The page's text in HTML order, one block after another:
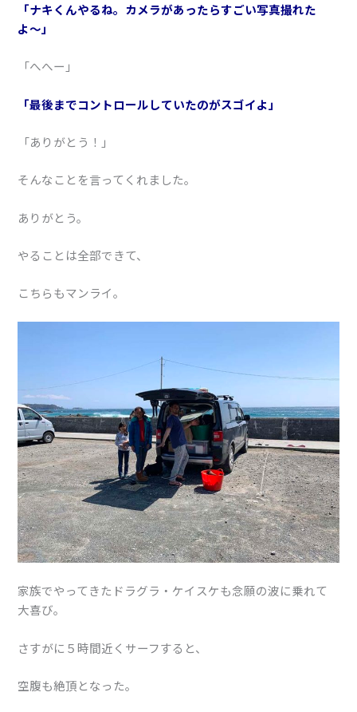
「ナキくんやるね。カメラがあったらすごい写真撮れた
よ〜」
「へへー」
「最後までコントロールしていたのがスゴイよ」
「ありがとう！」
そんなことを言ってくれました。
ありがとう。
やることは全部できて、
こちらもマンライ。
家族でやってきたドラグラ・ケイスケも念願の波に乗れて
大喜び。
さすがに５時間近くサーフすると、
空腹も絶頂となった。